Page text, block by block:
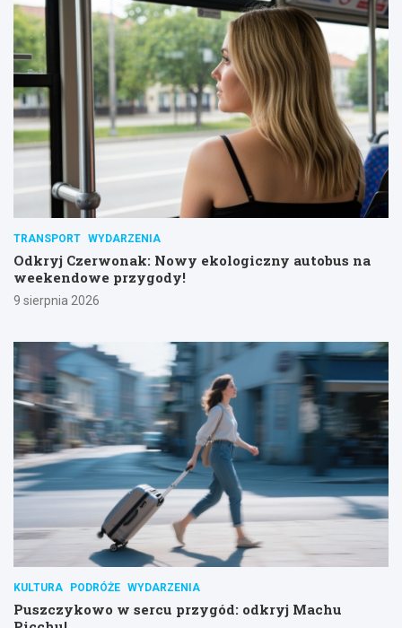
TRANSPORT WYDARZENIA
Odkryj Czerwonak: Nowy ekologiczny autobus na
weekendowe przygody!
9 sierpnia 2026
KULTURA PODRÓŻE WYDARZENIA
Puszczykowo w sercu przygód: odkryj Machu